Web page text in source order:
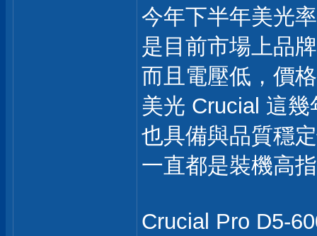
今年下半年美光
是目前市場上品
而且電壓低，價
美光 Crucial 這
也具備與品質穩
一直都是裝機高
Crucial Pro D5-